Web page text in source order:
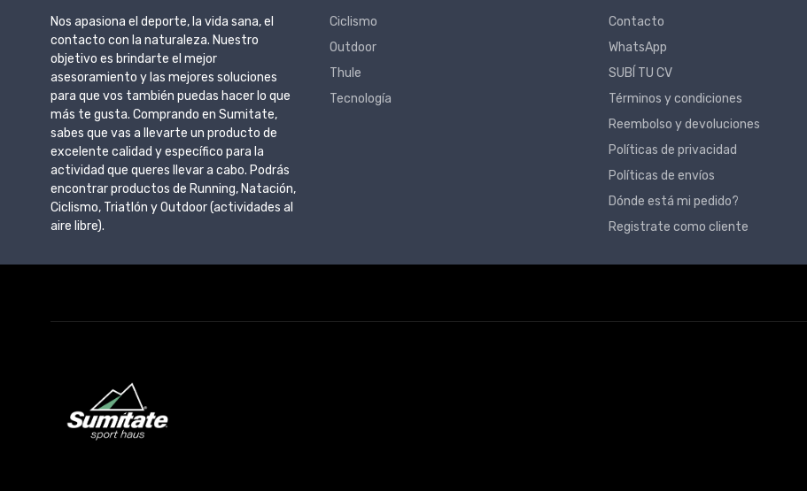
Nos apasiona el deporte, la vida sana, el
contacto con la naturaleza. Nuestro
objetivo es brindarte el mejor
asesoramiento y las mejores soluciones
para que vos también puedas hacer lo que
más te gusta. Comprando en Sumitate,
sabes que vas a llevarte un producto de
excelente calidad y específico para la
actividad que queres llevar a cabo. Podrás
encontrar productos de Running, Natación,
Ciclismo, Triatlón y Outdoor (actividades al
aire libre).
Ciclismo
Outdoor
Thule
Tecnología
Contacto
WhatsApp
SUBÍ TU CV
Términos y condiciones
Reembolso y devoluciones
Políticas de privacidad
Políticas de envíos
Dónde está mi pedido?
Registrate como cliente